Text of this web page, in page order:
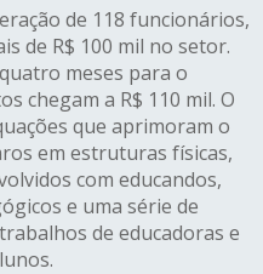
de 118 funcionários,
de R$ 100 mil no setor.
meses para o
chegam a R$ 110 mil. O
que aprimoram o
em estruturas físicas,
com educandos,
e uma série de
de educadoras e